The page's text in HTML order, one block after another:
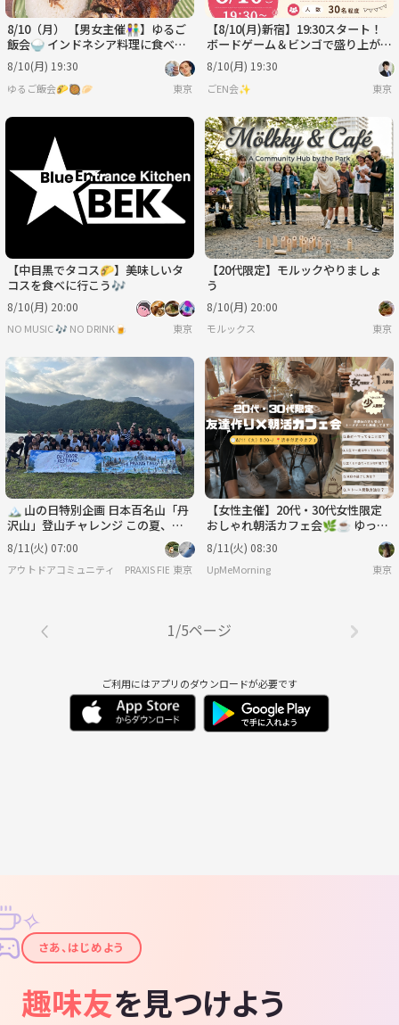
8/10（月） 【男女主催👫】ゆるご
飯会🍚 インドネシア料理に食べに
いきませんか？🇮🇩✨
8/10(月) 19:30
ゆるご飯会🌮🥘🥟 東京
【8/10(月)新宿】19:30スタート！
ボードゲーム＆ビンゴで盛り上がる
アットホーム交流会✨
8/10(月) 19:30
ごEN会✨ 東京
【中目黒でタコス🌮】美味しいタ
コスを食べに行こう🎶
8/10(月) 20:00
NO MUSIC 🎶 NO DRINK🍺 東京
【20代限定】モルックやりましょ
う
8/10(月) 20:00
モルックス 東京
🏔️ 山の日特別企画 日本百名山「丹
沢山」登山チャレンジ この夏、山
の日に百名山へ。
8/11(火) 07:00
アウトドアコミュニティ PRAXIS FIELD東京
【女性主催】20代・30代女性限定
おしゃれ朝活カフェ会🌿☕️ ゆっく
りお話ししましょ〜
8/11(火) 08:30
UpMeMorning 東京
1/5ページ
ご利用にはアプリのダウンロードが必要です
✦
✧
さあ、はじめよう
趣味友を見つけよう